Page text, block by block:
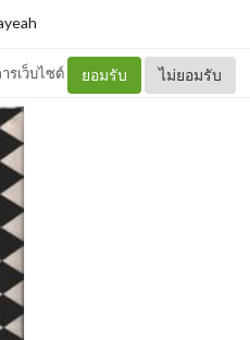
รเว็บไซต์ ยอมรับ ไม่ยอมรับ